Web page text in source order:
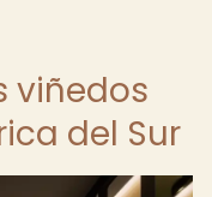
viñedos
del Sur